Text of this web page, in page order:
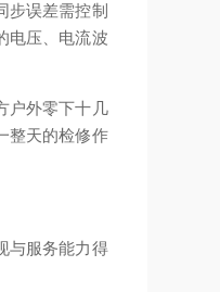
步误差需控制
电压、电流波
户外零下十几
整天的检修作
与服务能力得